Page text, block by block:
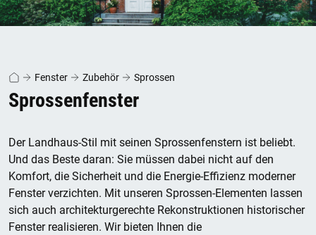
Fenster Zubehör Sprossen
Sprossenfenster
Der Landhaus-Stil mit seinen Sprossenfenstern ist beliebt.
Und das Beste daran: Sie müssen dabei nicht auf den
Komfort, die Sicherheit und die Energie-Effizienz moderner
Fenster verzichten. Mit unseren Sprossen-Elementen lassen
sich auch architekturgerechte Rekonstruktionen historischer
Fenster realisieren. Wir bieten Ihnen die